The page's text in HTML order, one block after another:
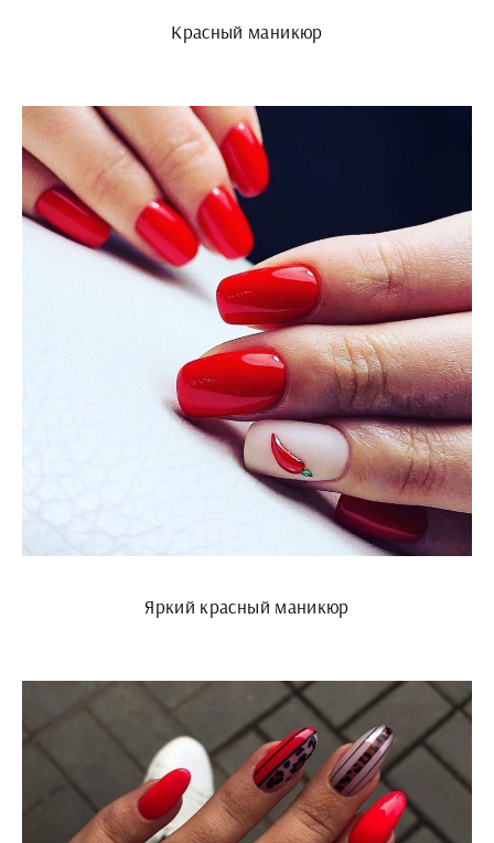
Красный маникюр
Яркий красный маникюр